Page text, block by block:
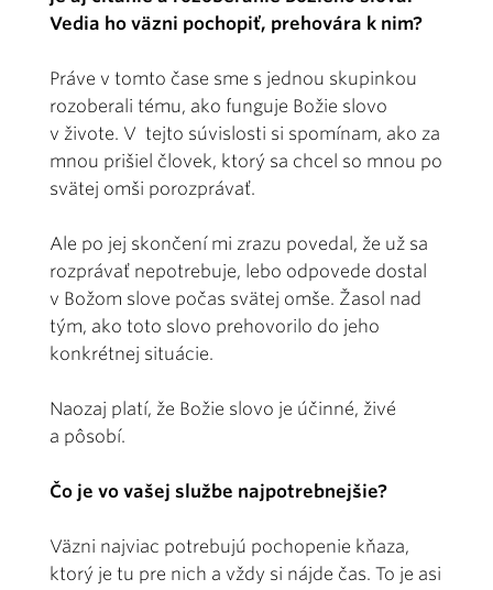
Vedia ho väzni pochopiť, prehovára k nim?
Práve v tomto čase sme s jednou skupinkou
rozoberali tému, ako funguje Božie slovo
v živote. V tejto súvislosti si spomínam, ako za
mnou prišiel človek, ktorý sa chcel so mnou po
svätej omši porozprávať.
Ale po jej skončení mi zrazu povedal, že už sa
rozprávať nepotrebuje, lebo odpovede dostal
v Božom slove počas svätej omše. Žasol nad
tým, ako toto slovo prehovorilo do jeho
konkrétnej situácie.
Naozaj platí, že Božie slovo je účinné, živé
a pôsobí.
Čo je vo vašej službe najpotrebnejšie?
Väzni najviac potrebujú pochopenie kňaza,
ktorý je tu pre nich a vždy si nájde čas. To je asi